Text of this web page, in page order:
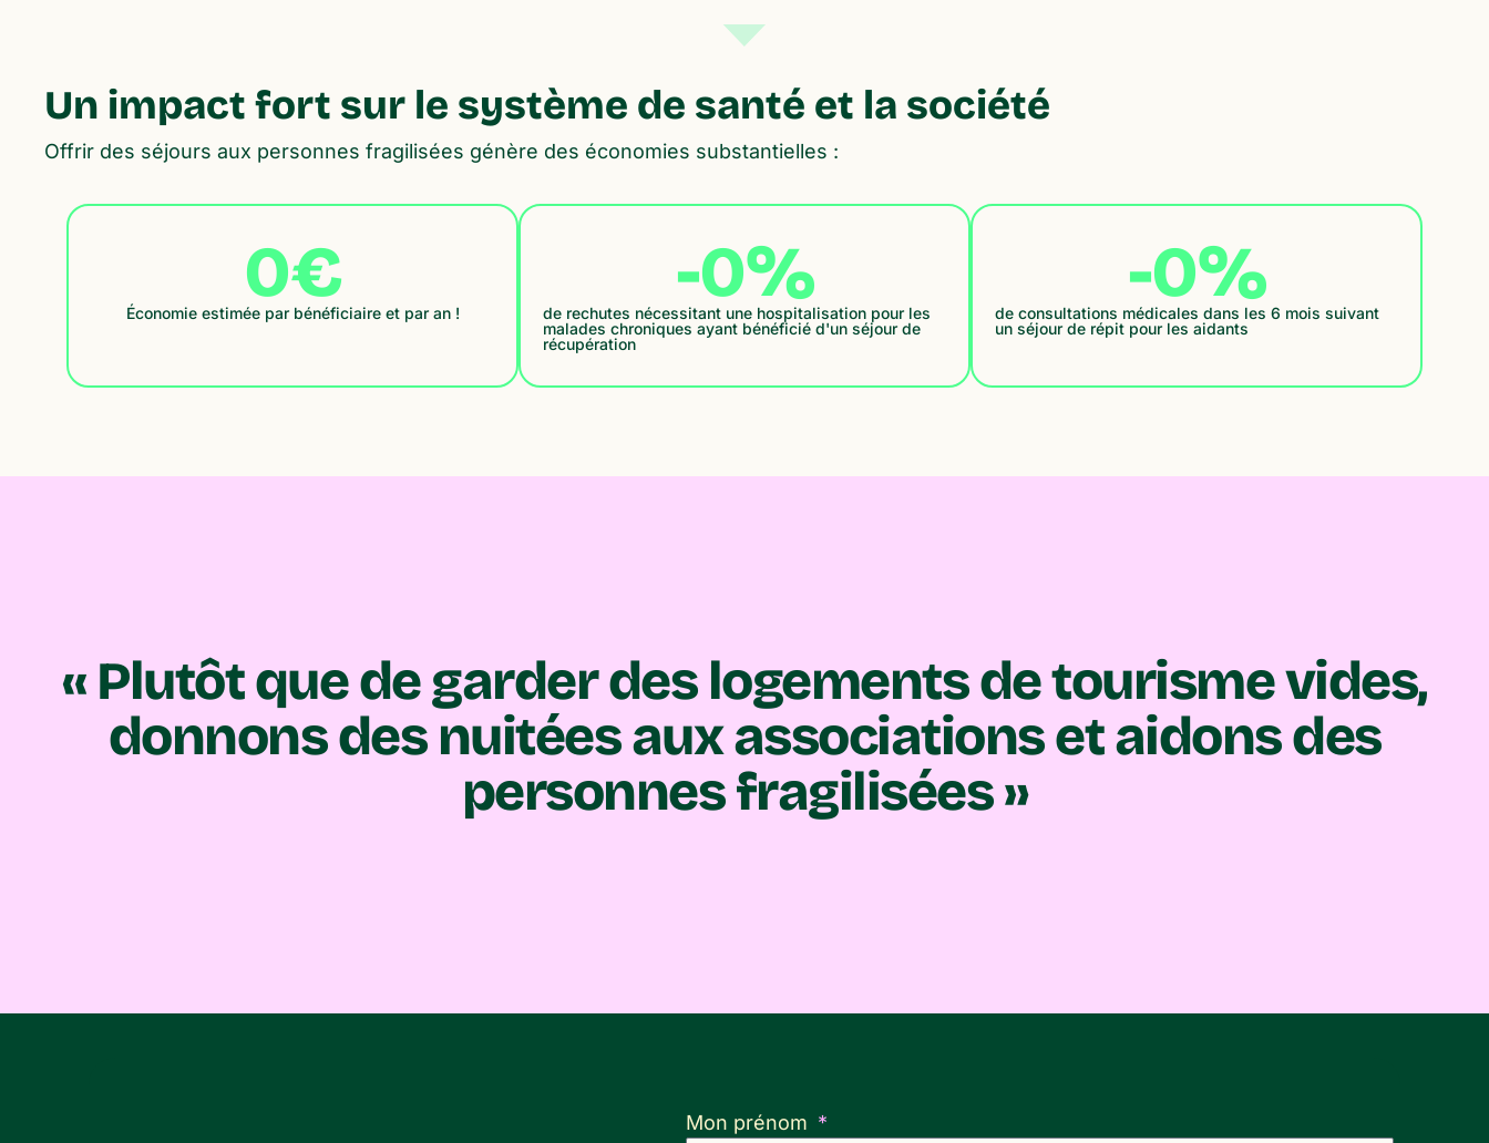
Un impact fort sur le système de santé et la société
Offrir des séjours aux personnes fragilisées génère des économies substantielles :
Économie estimée par bénéficiaire et par an !
0€
de rechutes nécessitant une hospitalisation pour les
malades chroniques ayant bénéficié d'un séjour de
récupération
-0%
de consultations médicales dans les 6 mois suivant
un séjour de répit pour les aidants
-0%
« Plutôt que de garder des logements de tourisme vides,
donnons des nuitées aux associations et aidons des
personnes fragilisées »
Mon prénom